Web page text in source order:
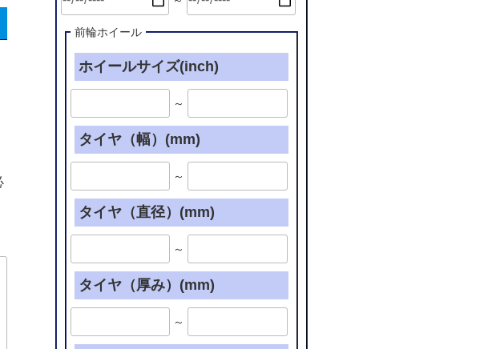
前輪ホイール
ホイールサイズ(inch)
～
タイヤ（幅）(mm)
～
タイヤ（直径）(mm)
～
タイヤ（厚み）(mm)
～